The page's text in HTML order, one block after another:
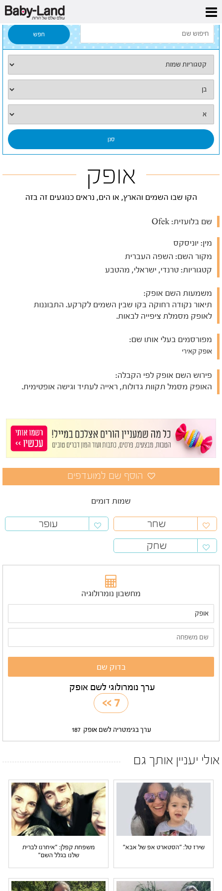
דף הבית
אופק
הקו שבו השמים והארץ, או הים, נראים כנוגעים זה בזה
שם בלועזית:
מין: יוניסקס
מקור השם: השפה העברית
קטגוריות: טרנדי, ישראלי, מהטבע
משמעות השם אופק:
תיאור נקודה רחוקה בקו שבין השמים לקרקע. התבוננות
לאופק מסמלת ציפייה לבאות.
מפורסמים בעלי אותו שם:
אופק קאירי
פירוש השם אופק לפי הקבלה:
האופק מסמל תקוות גדולות, ראייה לעתיד וגישה אופטימית.
שמות דומים
שחר
עופר
שחק
מחשבון נומרולוגיה
ערך נומרולוגי לשם אופק
7
>>
ערך בגימטריה לשם אופק 187
אולי יעניין אותך גם
שירז טל: "הסטארט אפ של אבא"
משפחת קפלן: "איחרנו לברית
שלנו בגלל השם"